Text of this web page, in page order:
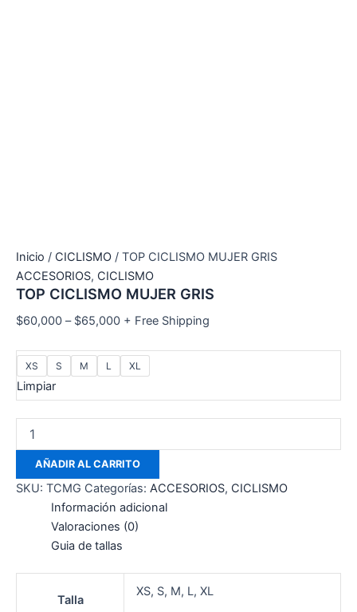
Inicio / CICLISMO / TOP CICLISMO MUJER GRIS
ACCESORIOS, CICLISMO
TOP CICLISMO MUJER GRIS
$60,000 – $65,000 + Free Shipping
XS S M L XL
Limpiar
AÑADIR AL CARRITO
SKU: TCMG Categorías: ACCESORIOS, CICLISMO
Información adicional
Valoraciones (0)
Guia de tallas
Talla
XS, S, M, L, XL